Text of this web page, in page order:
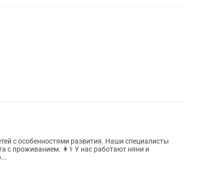
с особенностями развития. Наши специалисты
У нас работают няни и